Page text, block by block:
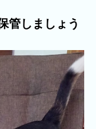
管しましょう